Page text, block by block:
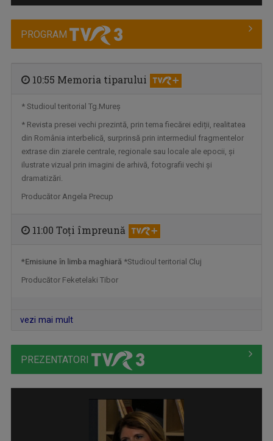
O emisiune care își propune să descopere ...
PROGRAM
10:55 Memoria tiparului
* Studioul teritorial Tg.Mureş
* Revista presei vechi prezintă, prin tema fiecărei ediții, realitatea
din România interbelică, surprinsă prin intermediul fragmentelor
extrase din ziarele centrale, regionale sau locale ale epocii, și
ilustrate vizual prin imagini de arhivă, fotografii vechi şi
dramatizări.
Producător Angela Precup
11:00 Toţi împreună
*Emisiune în limba maghiară *Studioul teritorial Cluj
Producător Feketelaki Tibor
vezi mai mult
PREZENTATORI